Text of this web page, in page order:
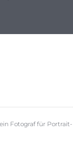
Fotograf für Portrait-